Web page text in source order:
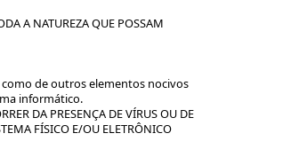
A NATUREZA QUE POSSAM
como de outros elementos nocivos
informático.
DA PRESENÇA DE VÍRUS OU DE
FÍSICO E/OU ELETRÔNICO